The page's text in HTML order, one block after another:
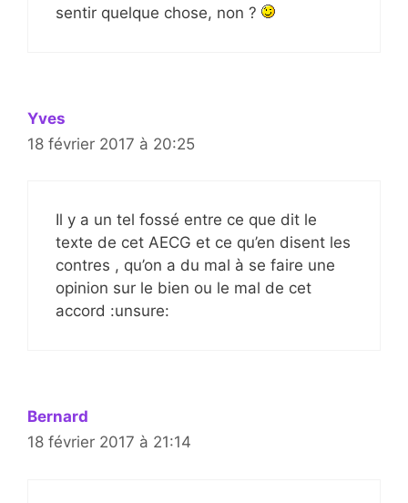
sentir quelque chose, non ?
Yves
18 février 2017 à 20:25
Il y a un tel fossé entre ce que dit le
texte de cet AECG et ce qu’en disent les
contres , qu’on a du mal à se faire une
opinion sur le bien ou le mal de cet
accord :unsure:
Bernard
18 février 2017 à 21:14